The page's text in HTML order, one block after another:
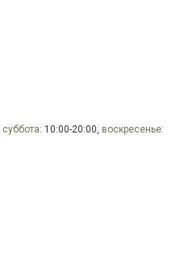
суббота: 10:00-20:00, воскресенье: